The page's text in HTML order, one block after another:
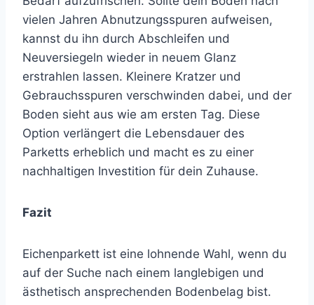
vielen Jahren Abnutzungsspuren aufweisen,
kannst du ihn durch Abschleifen und
Neuversiegeln wieder in neuem Glanz
erstrahlen lassen. Kleinere Kratzer und
Gebrauchsspuren verschwinden dabei, und der
Boden sieht aus wie am ersten Tag. Diese
Option verlängert die Lebensdauer des
Parketts erheblich und macht es zu einer
nachhaltigen Investition für dein Zuhause.
Fazit
Eichenparkett ist eine lohnende Wahl, wenn du
auf der Suche nach einem langlebigen und
ästhetisch ansprechenden Bodenbelag bist.